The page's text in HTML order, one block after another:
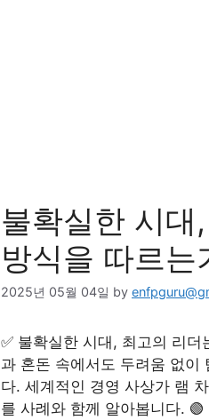
불확실한 시
방식을 따르는
2025년 05월 04일 by
✅ 불확실한 시대, 최고의 리
과 혼돈 속에서도 두려움 없이
다. 세계적인 경영 사상가 램
를 사례와 함께 알아봅니다.